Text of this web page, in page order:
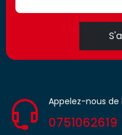
Appelez-nous de
0751062619